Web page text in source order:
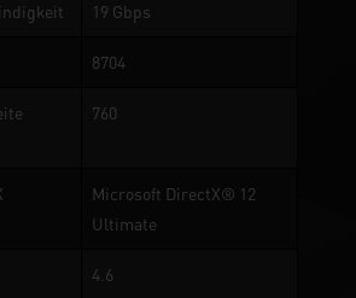
19 Gbps
8704
760
Microsoft DirectX® 12
Ultimate
4.6